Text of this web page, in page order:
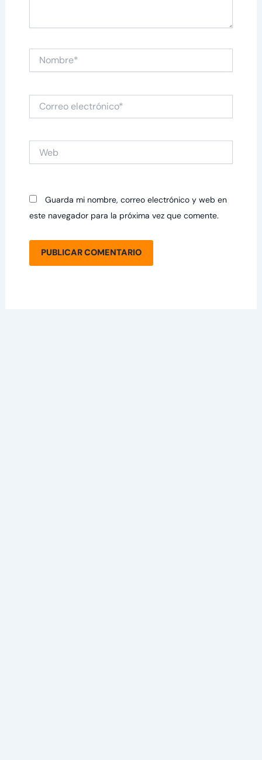
Nombre*
Correo
electrónico*
Guarda mi nombre, correo electrónico y web en
este navegador para la próxima vez que comente.